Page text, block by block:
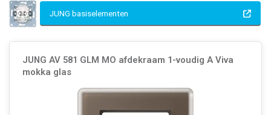
JUNG basiselementen
JUNG AV 581 GLM MO afdekraam 1-voudig A Viva
mokka glas